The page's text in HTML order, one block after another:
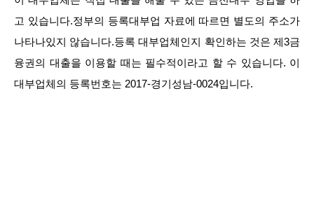
고 있습니다.정부의 등록대부업 자료에 따르면 별도의 주소가
나타나있지 않습니다.등록 대부업체인지 확인하는 것은 제3금
융권의 대출을 이용할 때는 필수적이라고 할 수 있습니다. 이
대부업체의 등록번호는 2017-경기성남-0024입니다.